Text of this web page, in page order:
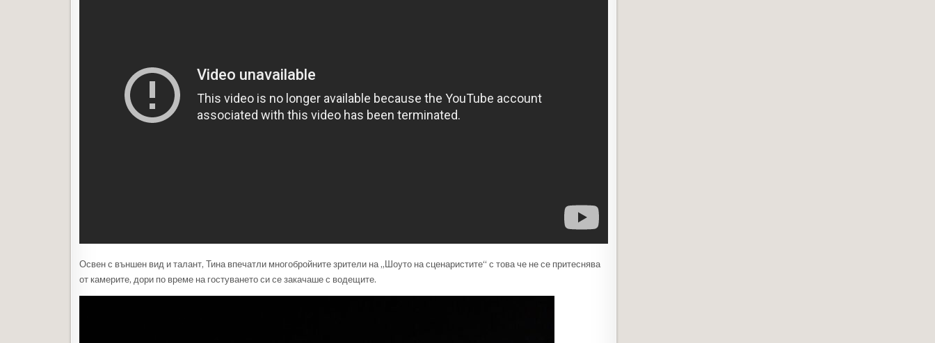
Освен с външен вид и талант, Тина впечатли многобройните зрители на „Шоуто на сценаристите“ с това че не се притеснява
от камерите, дори по време на гостуването си се закачаше с водещите.